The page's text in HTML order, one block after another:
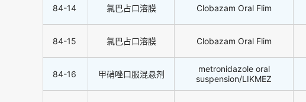
84-14 氯巴占口溶膜 Clobazam Oral Flim
84-15 氯巴占口溶膜 Clobazam Oral Flim
84-16 甲硝唑口服混悬剂
metronidazole oral
suspension/LIKMEZ